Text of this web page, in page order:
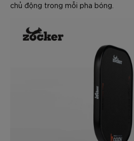
chủ động trong mỗi pha bóng.